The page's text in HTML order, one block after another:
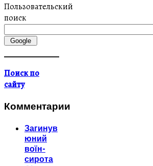
Пользовательский
поиск
Поиск по
сайту
Комментарии
Загинув
юний
воїн-
сирота